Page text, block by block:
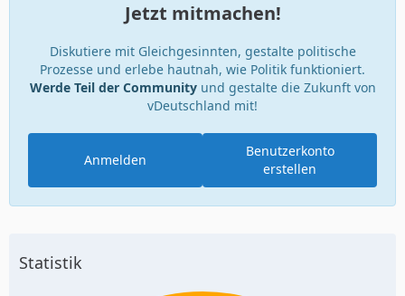
Jetzt mitmachen!
Diskutiere mit Gleichgesinnten, gestalte politische
Prozesse und erlebe hautnah, wie Politik funktioniert.
Werde Teil der Communityund gestalte die Zukunft von
vDeutschland mit!
Benutzerkonto
erstellen
Anmelden
Statistik